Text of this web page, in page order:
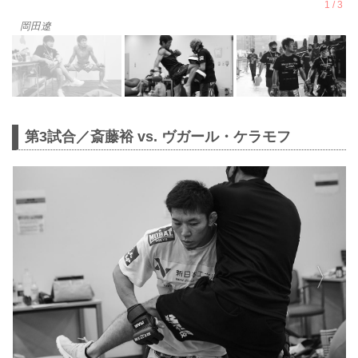
岡田遼
第3試合／斎藤裕 vs. ヴガール・ケラモフ